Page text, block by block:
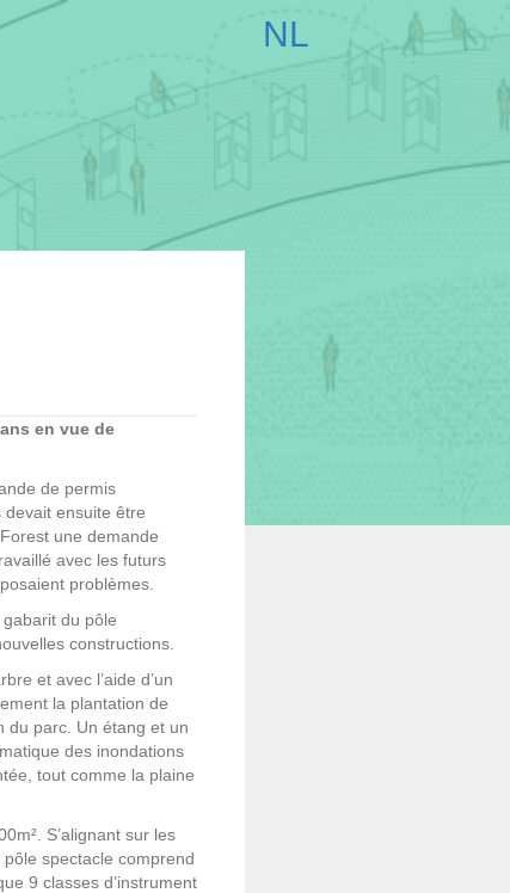
NL
en vue de
de permis
devait ensuite être
une demande
avec les futurs
problèmes.
du pôle
constructions.
et avec l’aide d’un
la plantation de
du parc. Un étang et un
des inondations
tout comme la plaine
S’alignant sur les
spectacle comprend
9 classes d’instrument